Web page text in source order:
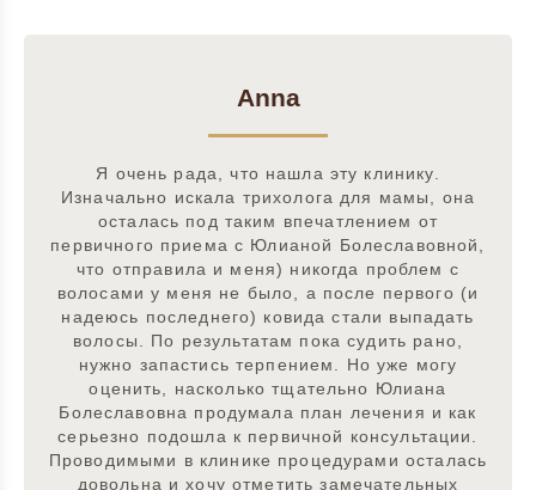
Anna
Я очень рада, что нашла эту клинику.
Изначально искала трихолога для мамы, она
осталась под таким впечатлением от
первичного приема с Юлианой Болеславовной,
что отправила и меня) никогда проблем с
волосами у меня не было, а после первого (и
надеюсь последнего) ковида стали выпадать
волосы. По результатам пока судить рано,
нужно запастись терпением. Но уже могу
оценить, насколько тщательно Юлиана
Болеславовна продумала план лечения и как
серьезно подошла к первичной консультации.
Проводимыми в клинике процедурами осталась
довольна и хочу отметить замечательных